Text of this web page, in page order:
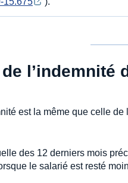
l’indemnité
est la même que celle
des 12 derniers mois
le salarié est resté